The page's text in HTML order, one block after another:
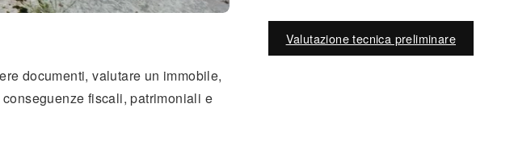
documenti, valutare un immobile,
fiscali, patrimoniali e
Valutazione tecnica preliminare